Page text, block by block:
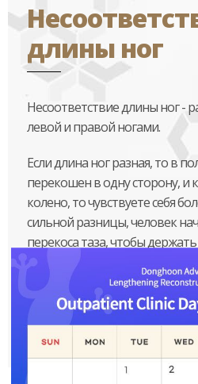
длины ног
Несоответствие длины ног -
левой и правой ногами.
Если длина ног разная, то в
перекошен в одну сторону, и
колено, то чувствуете себя
сильной разницы, человек
перекоса таза, чтобы
сгибает позвоночник, что
“компенсационному
конечном счете, следует
возникновения артрита
как на суставы ложиться